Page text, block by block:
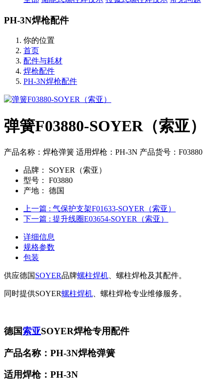
PH-3N焊枪配件
你的位置
首页
配件与耗材
焊枪配件
PH-3N焊枪配件
弹簧F03880-SOYER（索亚）
产品名称：焊枪弹簧 适用焊枪：PH-3N 产品货号：F03880
品牌：
SOYER（索亚）
型号：
F03880
产地：
德国
上一篇 : 气保护支架F01633-SOYER（索亚）
下一篇 : 提升线圈E03654-SOYER（索亚）
详细信息
规格参数
包装
供应德国SOYER品牌螺柱焊机 、螺柱焊枪及其配件。
同时提供SOYER螺柱焊机 、螺柱焊枪专业维修服务。
德国索亚SOYER焊枪专用配件
产品名称：PH-3N焊枪弹簧
适用焊枪：PH-3N